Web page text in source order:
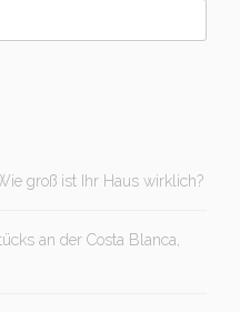
groß ist Ihr Haus wirklich?
an der Costa Blanca,